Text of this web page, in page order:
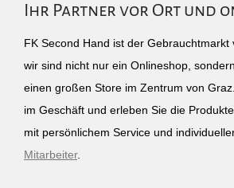
Ihr Partner vor Ort und
FK Second Hand ist der Gebrauchtmarkt
wir sind nicht nur ein Onlineshop,
einen großen Store im Zentrum von
im Geschäft und erleben Sie die
mit persönlichem Service und
Mitarbeiter.